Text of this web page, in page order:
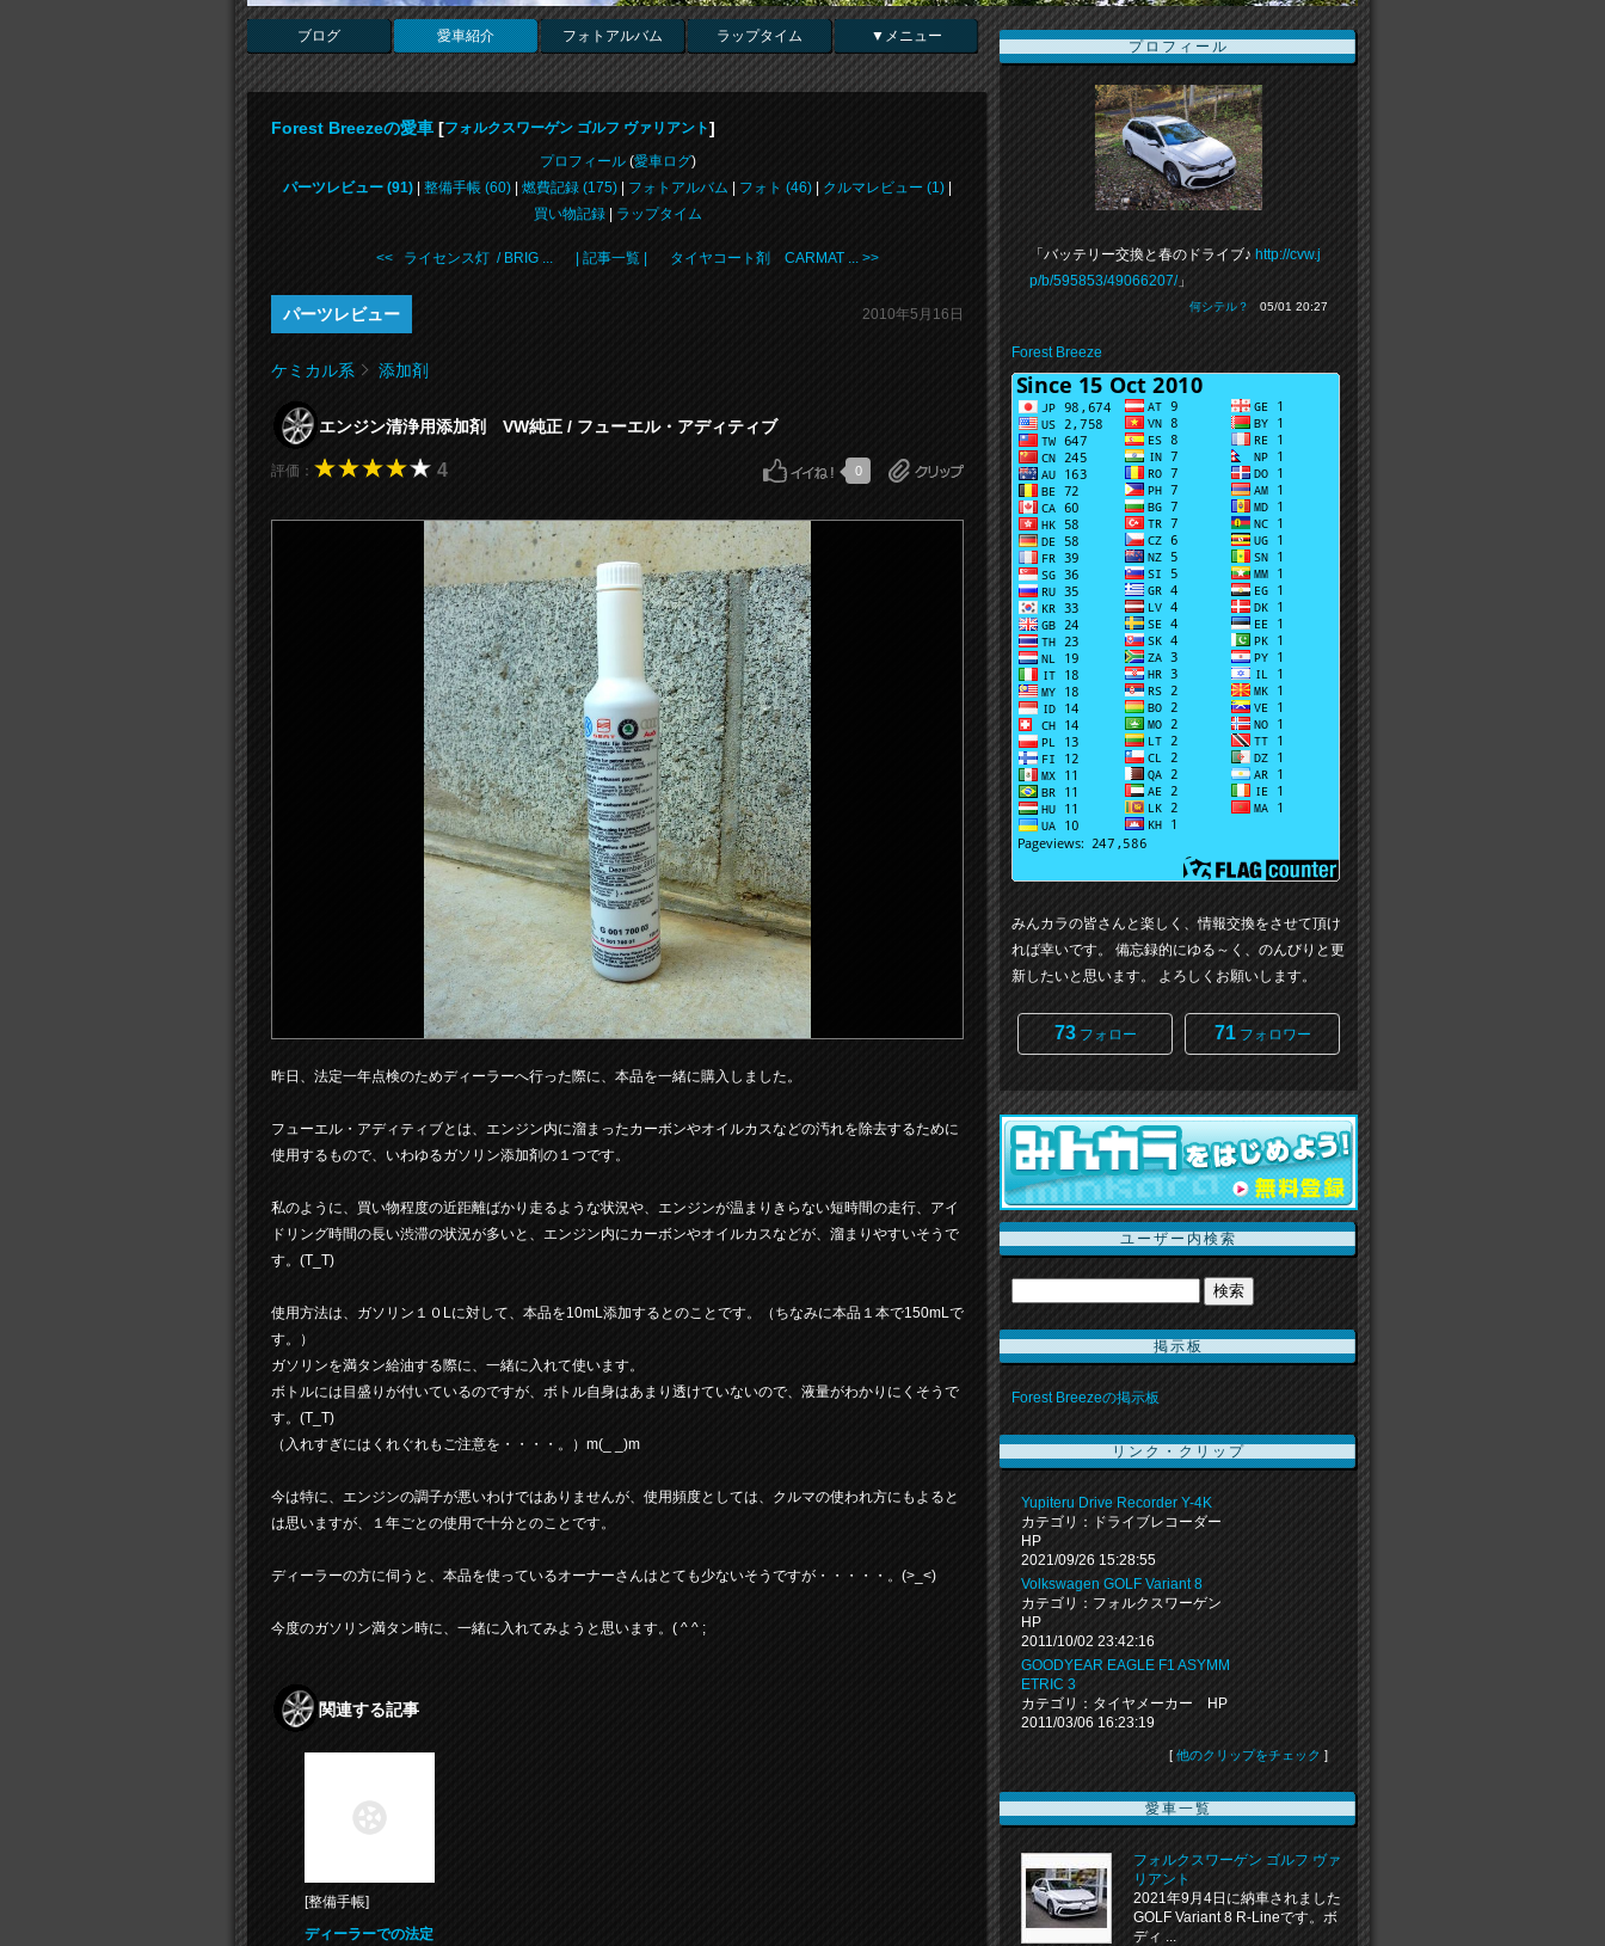
ブログ 愛車紹介 フォトアルバム ラップタイム ▼メニュー
Forest Breezeの愛車 [フォルクスワーゲン ゴルフ ヴァリアント]
プロフィール(愛車ログ)
パーツレビュー (91)
整備手帳 (60) 燃費記録 (175) フォトアルバム フォト (46) クルマレビュー (1)
買い物記録| ラップタイム
<< ライセンス灯 / BRIG ... | 記事一覧 | タイヤコート剤 CARMAT ... >>
パーツレビュー 2010年5月16日
ケミカル系 添加剤
エンジン清浄用添加剤 VW純正 / フューエル・アディティブ
評価： 4 0
昨日、法定一年点検のためディーラーへ行った際に、本品を一緒に購入しました。
フューエル・アディティブとは、エンジン内に溜まったカーボンやオイルカスなどの汚れを除去するために
使用するもので、いわゆるガソリン添加剤の１つです。
私のように、買い物程度の近距離ばかり走るような状況や、エンジンが温まりきらない短時間の走行、アイ
ドリング時間の長い渋滞の状況が多いと、エンジン内にカーボンやオイルカスなどが、溜まりやすいそうで
す。(T_T)
使用方法は、ガソリン１０Lに対して、本品を10mL添加するとのことです。（ちなみに本品１本で150mLで
す。）
ガソリンを満タン給油する際に、一緒に入れて使います。
ボトルには目盛りが付いているのですが、ボトル自身はあまり透けていないので、液量がわかりにくそうで
す。(T_T)
（入れすぎにはくれぐれもご注意を・・・・。）m(_ _)m
今は特に、エンジンの調子が悪いわけではありませんが、使用頻度としては、クルマの使われ方にもよると
は思いますが、１年ごとの使用で十分とのことです。
ディーラーの方に伺うと、本品を使っているオーナーさんはとても少ないそうですが・・・・・。(>_<)
今度のガソリン満タン時に、一緒に入れてみようと思います。( ^ ^ ;
関連する記事
[整備手帳]
ディーラーでの法定
プロフィール
「バッテリー交換と春のドライブ♪ http://cvw.j
p/b/595853/49066207/」
何シテル？ 05/01 20:27
Forest Breeze
みんカラの皆さんと楽しく、情報交換をさせて頂け
れば幸いです。 備忘録的にゆる～く、のんびりと更
新したいと思います。 よろしくお願いします。
73フォロー 71フォロワー
ユーザー内検索
掲示板
Forest Breezeの掲示板
リンク・クリップ
Yupiteru Drive Recorder Y-4K
カテゴリ：ドライブレコーダー
HP
2021/09/26 15:28:55
Volkswagen GOLF Variant 8
カテゴリ：フォルクスワーゲン
HP
2011/10/02 23:42:16
GOODYEAR EAGLE F1 ASYMM
ETRIC 3
カテゴリ：タイヤメーカー HP
2011/03/06 16:23:19
[ 他のクリップをチェック ]
愛車一覧
フォルクスワーゲン ゴルフ ヴァ
リアント
2021年9月4日に納車されました
GOLF Variant 8 R-Lineです。ボ
ディ ...